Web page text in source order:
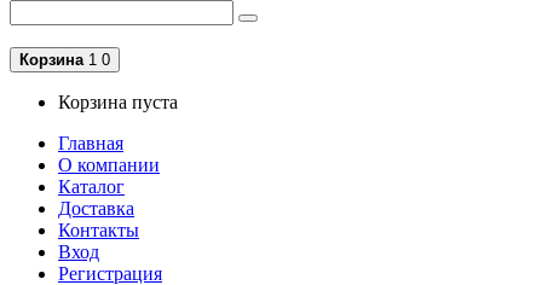
Корзина 1 0
Корзина пуста
Главная
О компании
Каталог
Доставка
Контакты
Вход
Регистрация